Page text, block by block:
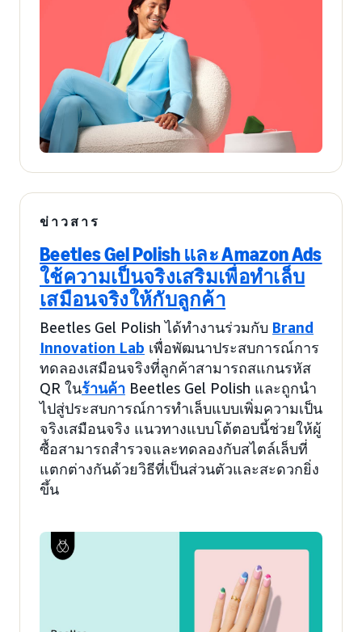
ข่าวสาร
Beetles Gel Polish และ Amazon Ads
ใช้ความเป็นจริงเสริมเพื่อทำเล็บ
เสมือนจริงให้กับลูกค้า
Beetles Gel Polish ได้ทำงานร่วมกับ Brand
Innovation Lab เพื่อพัฒนาประสบการณ์การ
ทดลองเสมือนจริงที่ลูกค้าสามารถสแกนรหัส
QR ในร้านค้า Beetles Gel Polish และถูกนำ
ไปสู่ประสบการณ์การทำเล็บแบบเพิ่มความเป็น
จริงเสมือนจริง แนวทางแบบโต้ตอบนี้ช่วยให้ผู้
ซื้อสามารถสำรวจและทดลองกับสไตล์เล็บที่
แตกต่างกันด้วยวิธีที่เป็นส่วนตัวและสะดวกยิ่ง
ขึ้น